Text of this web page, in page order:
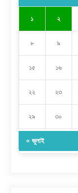
১ ২
৮ ৯
১৫ ১৬
২২ ২৩
২৯ ৩০
« জুলাই